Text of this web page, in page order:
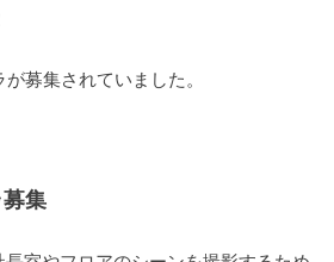
募集されていました。
集